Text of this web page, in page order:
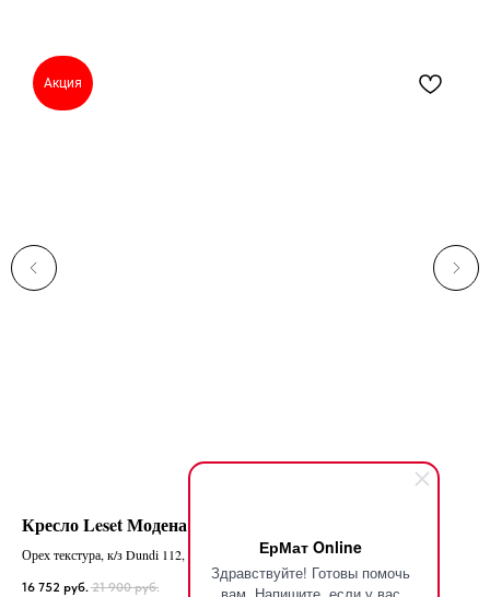
ЕрМат Online
Здравствуйте! Готовы помочь
Акция
Кресло Leset Модена Люкс
Орех текстура, к/з Dundi 112, кант к/з Dundi 108
16 752 руб. 21 900 руб.